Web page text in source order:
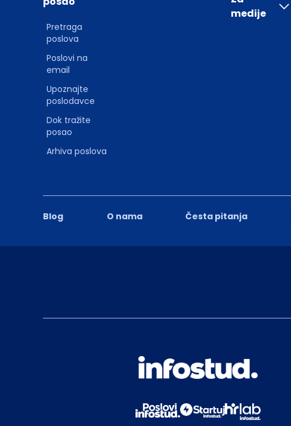
Blog O nama Česta pitanja
Pretraga
poslova
Poslovi na
email
Upoznajte
poslodavce
Dok tražite
posao
Arhiva poslova
medije